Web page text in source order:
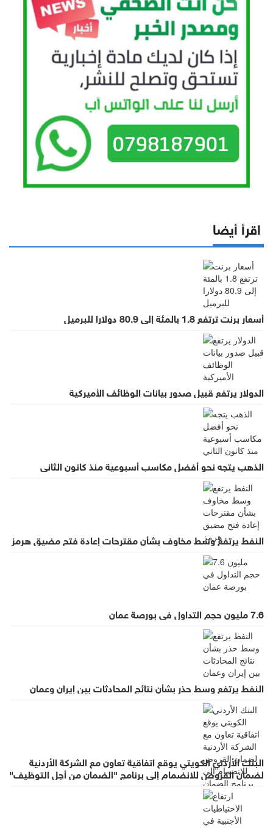
اقرأ أيضا
أسعار برنت ترتفع 1.8 بالمئة إلى 80.9 دولارا للبرميل
الدولار يرتفع قبيل صدور بيانات الوظائف الأميركية
الذهب يتجه نحو أفضل مكاسب أسبوعية منذ كانون الثاني
النفط يرتفع وسط مخاوف بشأن مقترحات إعادة فتح مضيق هرمز
7.6 مليون حجم التداول في بورصة عمان
النفط يرتفع وسط حذر بشأن نتائج المحادثات بين إيران وعمان
البنك الأردني الكويتي يوقع اتفاقية تعاون مع الشركة الأردنية
لضمان القروض للانضمام إلى برنامج "الضمان من أجل التوظيف"